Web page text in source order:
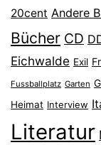
20cent Andere
Bücher CD
Eichwalde Exil
Fussballplatz Garten
Heimat Interview
Literatur